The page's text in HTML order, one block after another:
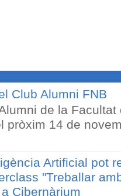
Club Alumni FNB
de la
pròxim 14 de
Artificial pot
"Treballar
Cibernàrium